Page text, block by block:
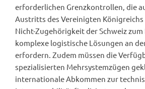
erforderlichen Grenzkontrollen, die
Austritts des Vereinigten Königreichs
Nicht-Zugehörigkeit der Schweiz
komplexe logistische Lösungen an
erfordern. Zudem müssen die
spezialisierten Mehrsystemzügen
internationale Abkommen zur